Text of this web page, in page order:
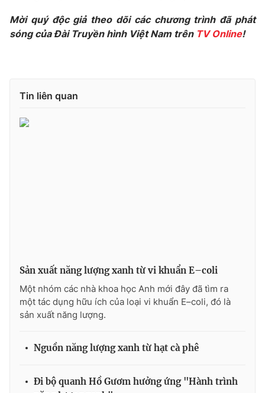
Sản phẩm
Giao lưu trực tuyến
Chuyên mục khác
Thị trường 24h Tấm lòng Việt
VTV4
VTV9 VTV8
Liên hệ tòa soạn English
Mời quý độc giả theo dõi các chương trình đã phát
sóng của Đài Truyền hình Việt Nam trên TV Online!
Tin liên quan
Sản xuất năng lượng xanh từ vi khuẩn E–coli
Một nhóm các nhà khoa học Anh mới đây đã tìm ra
một tác dụng hữu ích của loại vi khuẩn E–coli, đó là
sản xuất năng lượng.
Nguồn năng lượng xanh từ hạt cà phê
Đi bộ quanh Hồ Gươm hưởng ứng "Hành trình